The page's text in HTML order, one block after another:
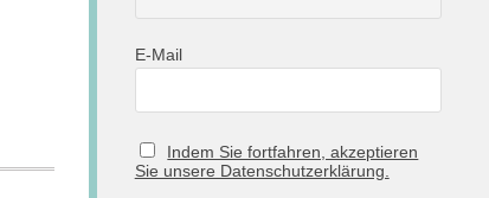
E-Mail
Indem Sie fortfahren, akzeptieren
Sie unsere Datenschutzerklärung.